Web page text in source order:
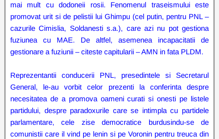
mai mult cu dodoneii rosii. Fenomenul traseismului este
promovat urit si de pelistii lui Ghimpu (cel putin, pentru PNL –
cazurile Cimislia, Soldanesti s.a.), care azi nu pot gestiona
fuziunea cu MAE. De altfel, asemenea incapacitatii de
gestionare a fuziunii – citeste capitularii – AMN in fata PLDM.
Reprezentantii conducerii PNL, presedintele si Secretarul
General, le-au vorbit celor prezenti la conferinta despre
necesitatea de a promova oameni curati si onesti pe listele
partidului, despre paradoxurile care se intimpla cu partidele
parlamentare, cele zise democratice burdusindu-se de
comunistii care il vind pe lenin si pe Voronin pentru treuca din